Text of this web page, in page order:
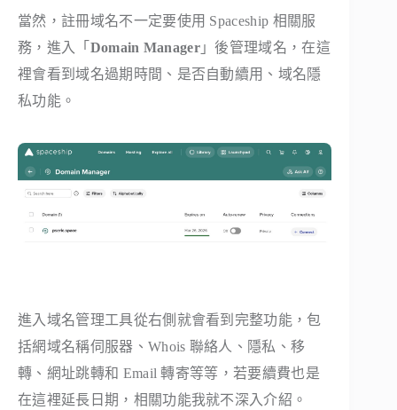
當然，註冊域名不一定要使用 Spaceship 相關服
務，進入「 Domain Manager 」後管理域名，在這
裡會看到域名過期時間、是否自動續用、域名隱
私功能。
進入域名管理工具從右側就會看到完整功能，包
括網域名稱伺服器、Whois 聯絡人、隱私、移
轉、網址跳轉和 Email 轉寄等等，若要續費也是
在這裡延長日期，相關功能我就不深入介紹。